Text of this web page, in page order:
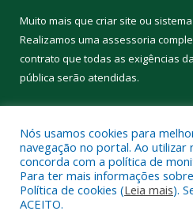
Muito mais que criar site ou
Realizamos uma assessoria
contrato que todas as exigências
pública serão atendidas.
Todos os direitos reservados a
Nós usamos cookies para
navegação no portal. Ao utilizar
concorda com a política de
Para ter mais informações
Política de cookies (Leia mais).
ACEITO.